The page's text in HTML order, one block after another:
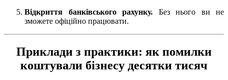
Відкриття банківського рахунку. Без нього ви не
зможете офіційно працювати.
Приклади з практики: як помилки
коштували бізнесу десятки тисяч